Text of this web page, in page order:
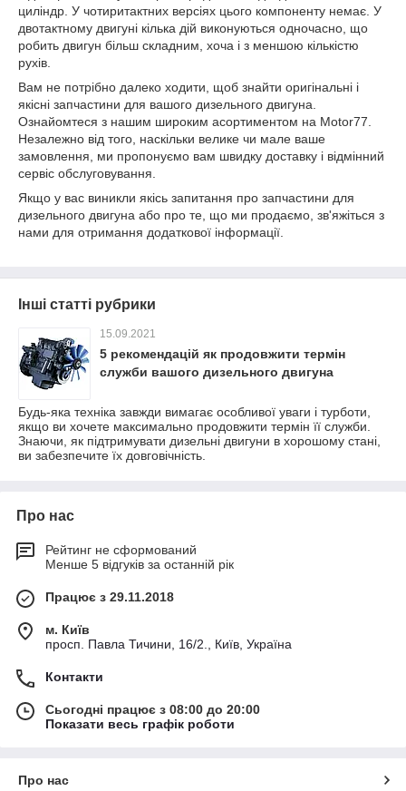
циліндр. У чотиритактних версіях цього компоненту немає. У
двотактному двигуні кілька дій виконуються одночасно, що
робить двигун більш складним, хоча і з меншою кількістю
рухів.
Вам не потрібно далеко ходити, щоб знайти оригінальні і
якісні запчастини для вашого дизельного двигуна.
Ознайомтеся з нашим широким асортиментом на Motor77.
Незалежно від того, наскільки велике чи мале ваше
замовлення, ми пропонуємо вам швидку доставку і відмінний
сервіс обслуговування.
Якщо у вас виникли якісь запитання про запчастини для
дизельного двигуна або про те, що ми продаємо, зв'яжіться з
нами для отримання додаткової інформації.
Інші статті рубрики
15.09.2021
5 рекомендацій як продовжити термін
служби вашого дизельного двигуна
Будь-яка техніка завжди вимагає особливої уваги і турботи,
якщо ви хочете максимально продовжити термін її служби.
Знаючи, як підтримувати дизельні двигуни в хорошому стані,
ви забезпечите їх довговічність.
Про нас
Рейтинг не сформований
Менше 5 відгуків за останній рік
Працює з 29.11.2018
м. Київ
просп. Павла Тичини, 16/2., Київ, Україна
Контакти
Сьогодні працює з 08:00 до 20:00
Показати весь графік роботи
Про нас